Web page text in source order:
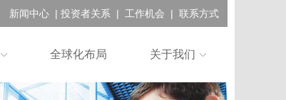
新闻中心 | 投资者关系 | 工作机会 | 联系方式
全球化布局 关于我们